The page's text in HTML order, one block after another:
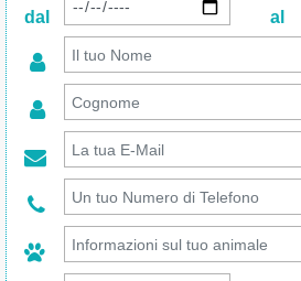
dal al